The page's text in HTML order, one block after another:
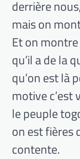
derrière
mais on
Et on
qu’il a de la
qu’on est là
motive c’est
le peuple
on est fières
contente.